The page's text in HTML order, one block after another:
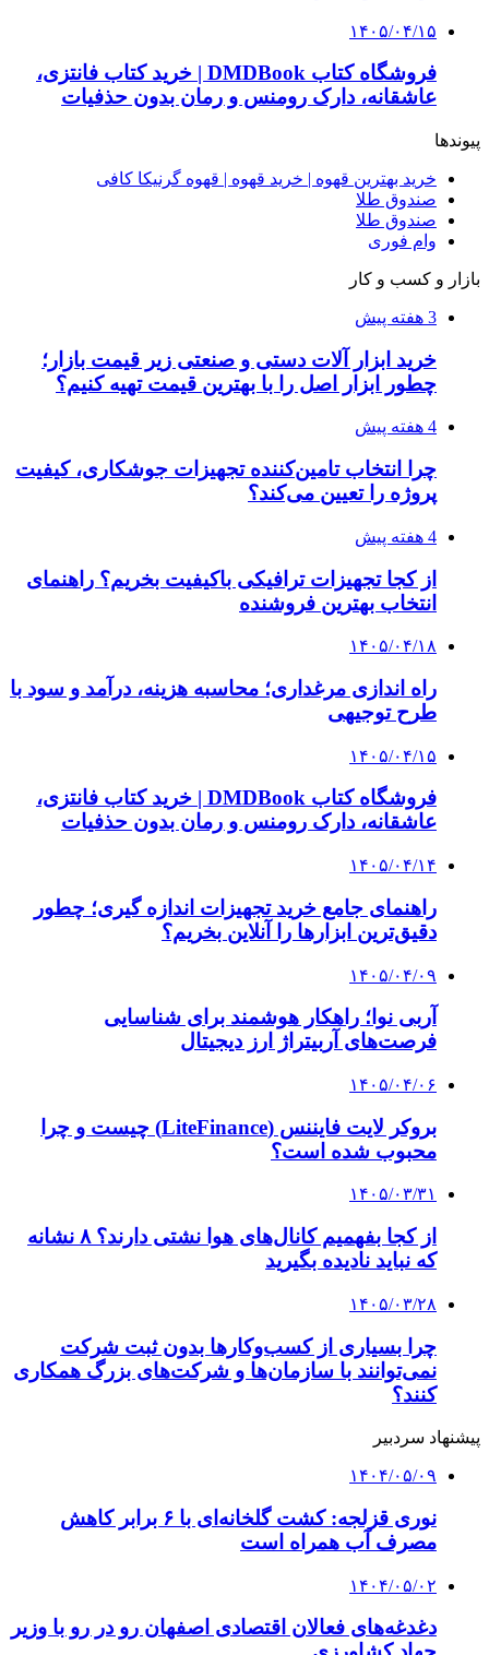
۱۴۰۵/۰۴/۱۵
فروشگاه کتاب DMDBook | خرید کتاب فانتزی،
عاشقانه، دارک رومنس و رمان بدون حذفیات
پیوندها
خرید بهترین قهوه | خرید قهوه | قهوه گرنیکا کافی
صندوق طلا
صندوق طلا
وام فوری
بازار و کسب و کار
3 هفته پیش
خرید ابزار آلات دستی و صنعتی زیر قیمت بازار؛
چطور ابزار اصل را با بهترین قیمت تهیه کنیم؟
4 هفته پیش
چرا انتخاب تامین‌کننده تجهیزات جوشکاری، کیفیت
پروژه را تعیین می‌کند؟
4 هفته پیش
از کجا تجهیزات ترافیکی باکیفیت بخریم؟ راهنمای
انتخاب بهترین فروشنده
۱۴۰۵/۰۴/۱۸
راه اندازی مرغداری؛ محاسبه هزینه، درآمد و سود با
طرح توجیهی
۱۴۰۵/۰۴/۱۵
فروشگاه کتاب DMDBook | خرید کتاب فانتزی،
عاشقانه، دارک رومنس و رمان بدون حذفیات
۱۴۰۵/۰۴/۱۴
راهنمای جامع خرید تجهیزات اندازه گیری؛ چطور
دقیق‌ترین ابزارها را آنلاین بخریم؟
۱۴۰۵/۰۴/۰۹
آربی نوا؛ راهکار هوشمند برای شناسایی
فرصت‌های آربیتراژ ارز دیجیتال
۱۴۰۵/۰۴/۰۶
بروکر لایت فایننس (LiteFinance) چیست و چرا
محبوب شده است؟
۱۴۰۵/۰۳/۳۱
از کجا بفهمیم کانال‌های هوا نشتی دارند؟ ۸ نشانه
که نباید نادیده بگیرید
۱۴۰۵/۰۳/۲۸
چرا بسیاری از کسب‌وکارها بدون ثبت شرکت
نمی‌توانند با سازمان‌ها و شرکت‌های بزرگ همکاری
کنند؟
پیشنهاد سردبیر
۱۴۰۴/۰۵/۰۹
نوری قزلجه: کشت‌ گلخانه‌ای با ۶ برابر کاهش
مصرف آب همراه است
۱۴۰۴/۰۵/۰۲
دغدغه‌های فعالان اقتصادی اصفهان رو در رو با وزیر